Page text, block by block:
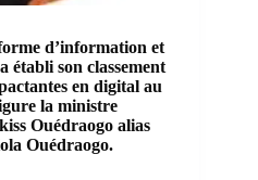
d’information et
établi son classement
en digital au
la ministre
Ouédraogo alias
Ouédraogo.